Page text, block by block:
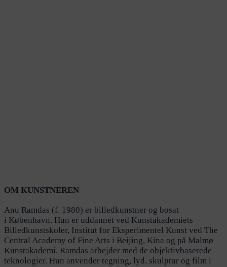
OM KUNSTNEREN
Anu Ramdas (f. 1980) er billedkunstner og bosat
i København. Hun er uddannet ved Kunstakademiets
Billedkunstskoler, Institut for Eksperimentel Kunst ved The
Central Academy of Fine Arts i Beijing, Kina og på Malmø
Kunstakademi. Ramdas arbejder med de objektivbaserede
teknologier. Hun anvender tegning, lyd, skulptur og film i